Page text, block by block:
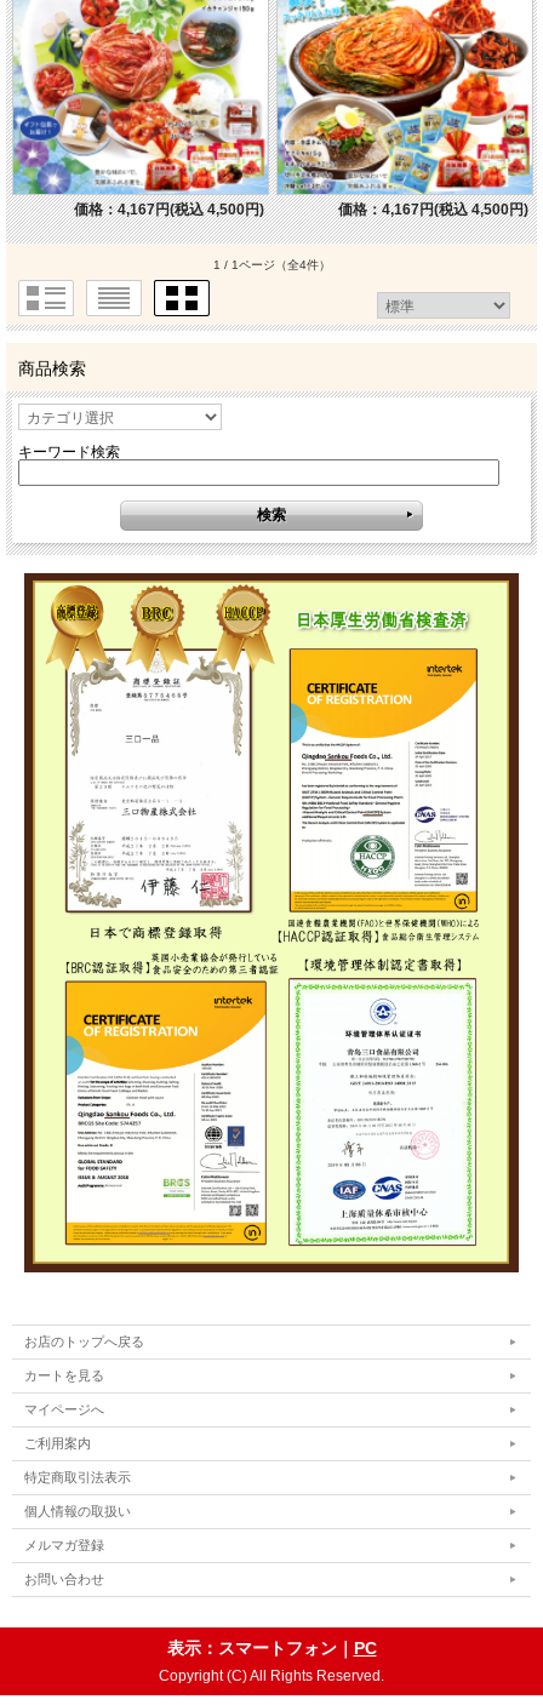
価格：4,167円(税込 4,500円) 価格：4,167円(税込 4,500円)
1 / 1ページ （全4件）
商品検索
キーワード検索
お店のトップへ戻る
カートを見る
マイページへ
ご利用案内
特定商取引法表示
個人情報の取扱い
メルマガ登録
お問い合わせ
表示：スマートフォン｜ PC
Copyright (C) All Rights Reserved.